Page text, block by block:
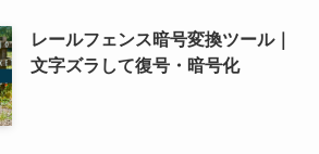
レールフェンス暗号変換ツール｜
文字ズラして復号・暗号化